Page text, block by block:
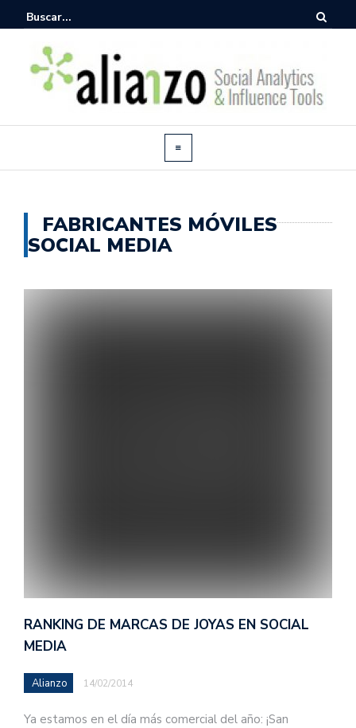
FABRICANTES MÓVILES
SOCIAL MEDIA
RANKING DE MARCAS DE JOYAS EN SOCIAL
MEDIA
Alianzo 14/02/2014
Ya estamos en el día más comercial del año: ¡San